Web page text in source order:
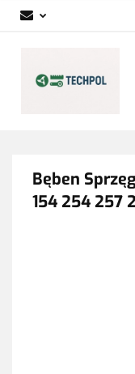
Bęben
154 254 257